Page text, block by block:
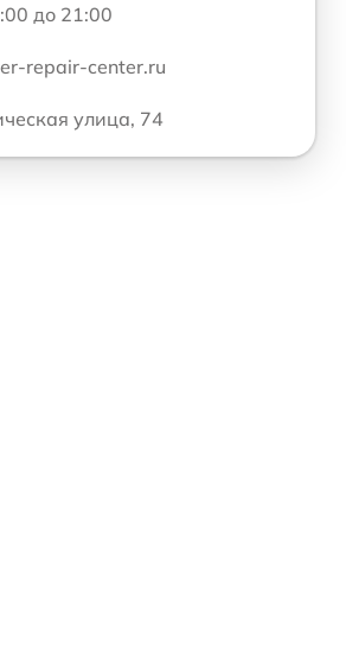
до 21:00
repair-center.ru
улица, 74